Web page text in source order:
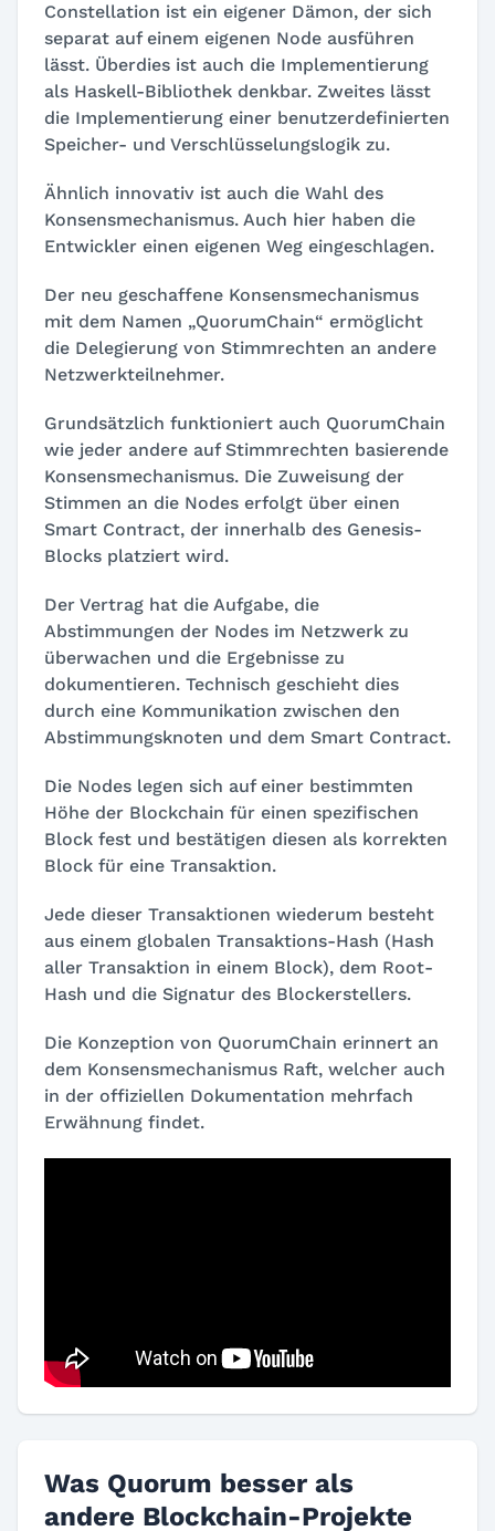
Constellation ist ein eigener Dämon, der sich
separat auf einem eigenen Node ausführen
lässt. Überdies ist auch die Implementierung
als Haskell-Bibliothek denkbar. Zweites lässt
die Implementierung einer benutzerdefinierten
Speicher- und Verschlüsselungslogik zu.
Ähnlich innovativ ist auch die Wahl des
Konsensmechanismus. Auch hier haben die
Entwickler einen eigenen Weg eingeschlagen.
Der neu geschaffene Konsensmechanismus
mit dem Namen „QuorumChain“ ermöglicht
die Delegierung von Stimmrechten an andere
Netzwerkteilnehmer.
Grundsätzlich funktioniert auch QuorumChain
wie jeder andere auf Stimmrechten basierende
Konsensmechanismus. Die Zuweisung der
Stimmen an die Nodes erfolgt über einen
Smart Contract, der innerhalb des Genesis-
Blocks platziert wird.
Der Vertrag hat die Aufgabe, die
Abstimmungen der Nodes im Netzwerk zu
überwachen und die Ergebnisse zu
dokumentieren. Technisch geschieht dies
durch eine Kommunikation zwischen den
Abstimmungsknoten und dem Smart Contract.
Die Nodes legen sich auf einer bestimmten
Höhe der Blockchain für einen spezifischen
Block fest und bestätigen diesen als korrekten
Block für eine Transaktion.
Jede dieser Transaktionen wiederum besteht
aus einem globalen Transaktions-Hash (Hash
aller Transaktion in einem Block), dem Root-
Hash und die Signatur des Blockerstellers.
Die Konzeption von QuorumChain erinnert an
dem Konsensmechanismus Raft, welcher auch
in der offiziellen Dokumentation mehrfach
Erwähnung findet.
Was Quorum besser als
andere Blockchain-Projekte